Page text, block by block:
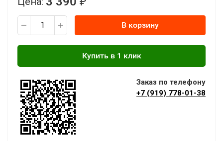
В корзину
Заказ по телефону
+7 (919) 778-01-38